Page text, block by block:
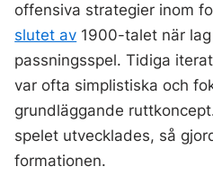
offensiva strategier inom
slutet av 1900-talet när
passningsspel. Tidiga
var ofta simplistiska och
grundläggande
spelet utvecklades, så
formationen.